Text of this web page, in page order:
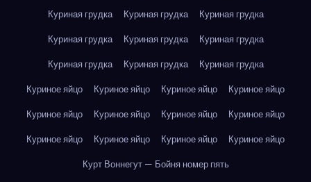
Куриная грудка
Куриная грудка
Куриная грудка
Куриная грудка
Куриная грудка
Куриная грудка
Куриная грудка
Куриная грудка
Куриная грудка
Куриное яйцо
Куриное яйцо Куриное яйцо
Куриное яйцо
Куриное яйцо
Куриное яйцо Куриное яйцо
Куриное яйцо
Куриное яйцо
Куриное яйцо Куриное яйцо
Куриное яйцо
Курт Воннегут — Бойня номер пять